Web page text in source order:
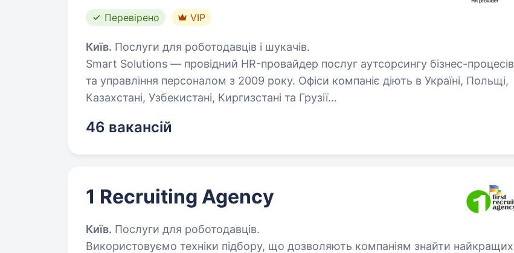
Перевірено VIP
Київ. Послуги для роботодавців і шукачів.
Smart Solutions — провідний HR-провайдер послуг аутсорсингу бізнес-процесів
та управління персоналом з 2009 року. Офіси компаніє діють в Україні, Польщі,
Казахстані, Узбекистані, Киргизстані та Грузії…
46 вакансій
1 Recruiting Agency
Київ. Послуги для роботодавців.
Використовуємо техніки підбору, що дозволяють компаніям знайти найкращих